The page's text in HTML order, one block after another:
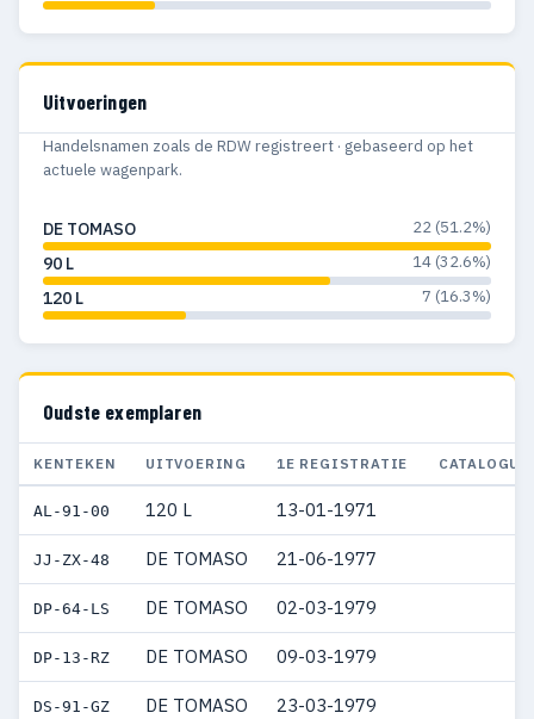
Uitvoeringen
Handelsnamen zoals de RDW registreert · gebaseerd op het
actuele wagenpark.
DE TOMASO 22 (51.2%)
90 L 14 (32.6%)
120 L 7 (16.3%)
Oudste exemplaren
KENTEKEN UITVOERING 1E REGISTRATIE
AL-91-00 120 L 13-01-1971
JJ-ZX-48 DE TOMASO 21-06-1977
DP-64-LS DE TOMASO 02-03-1979
DP-13-RZ DE TOMASO 09-03-1979
DS-91-GZ DE TOMASO 23-03-1979